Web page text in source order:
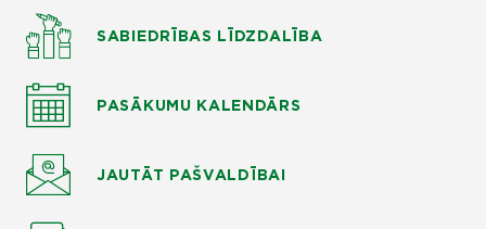
SABIEDRĪBAS LĪDZDALĪBA
PASĀKUMU KALENDĀRS
JAUTĀT PAŠVALDĪBAI